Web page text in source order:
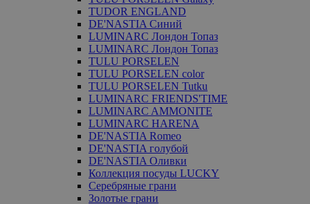
TUDOR ENGLAND
DE'NASTIA Синий
LUMINARC Лондон Топаз
LUMINARC Лондон Топаз
TULU PORSELEN
TULU PORSELEN color
TULU PORSELEN Tutku
LUMINARC FRIENDS'TIME
LUMINARC AMMONITE
LUMINARC HARENA
DE'NASTIA Romeo
DE'NASTIA голубой
DE'NASTIA Оливки
Коллекция посуды LUCKY
Серебряные грани
Золотые грани